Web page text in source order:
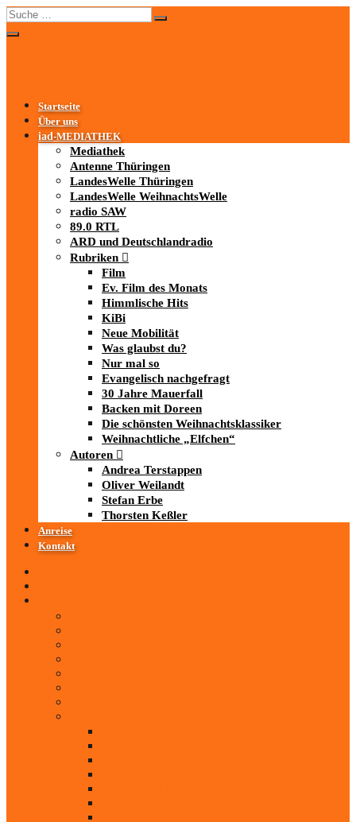
Startseite
Über uns
iad-MEDIATHEK
Mediathek
Antenne Thüringen
LandesWelle Thüringen
LandesWelle WeihnachtsWelle
radio SAW
89.0 RTL
ARD und Deutschlandradio
Rubriken
Film
Ev. Film des Monats
Himmlische Hits
KiBi
Neue Mobilität
Was glaubst du?
Nur mal so
Evangelisch nachgefragt
30 Jahre Mauerfall
Backen mit Doreen
Die schönsten Weihnachtsklassiker
Weihnachtliche „Elfchen“
Autoren
Andrea Terstappen
Oliver Weilandt
Stefan Erbe
Thorsten Keßler
Anreise
Kontakt